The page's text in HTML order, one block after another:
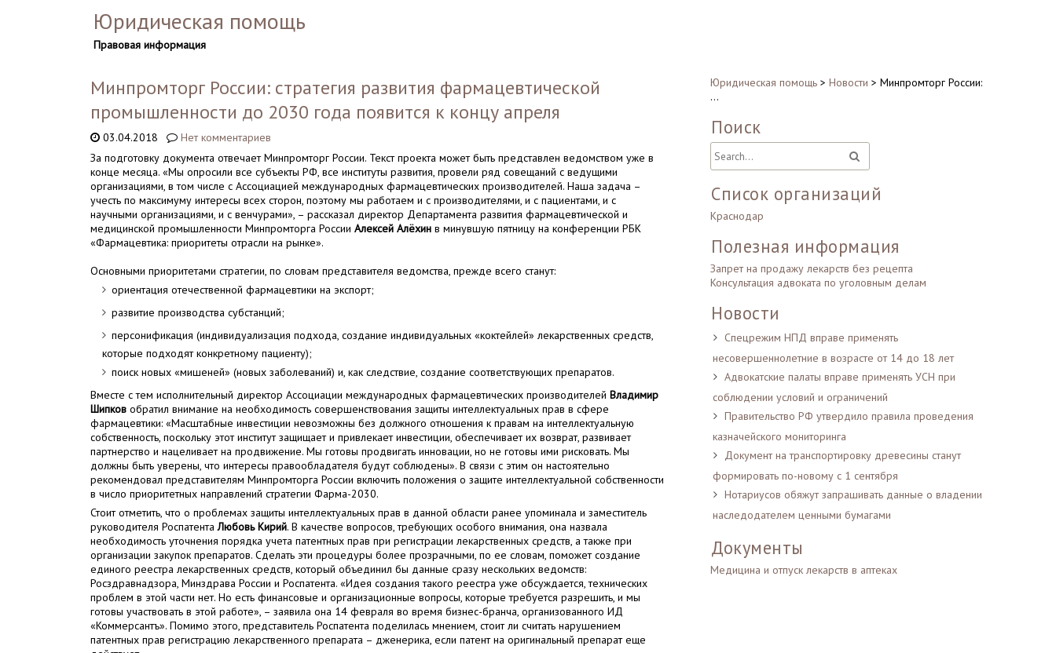
Юридическая помощь
Правовая информация
Минпромторг России: стратегия развития фармацевтической
промышленности до 2030 года появится к концу апреля
03.04.2018
Нет комментариев
За подготовку документа отвечает Минпромторг России. Текст проекта может быть представлен ведомством уже в
конце месяца. «Мы опросили все субъекты РФ, все институты развития, провели ряд совещаний с ведущими
организациями, в том числе с Ассоциацией международных фармацевтических производителей. Наша задача –
учесть по максимуму интересы всех сторон, поэтому мы работаем и с производителями, и с пациентами, и с
научными организациями, и с венчурами», – рассказал директор Департамента развития фармацевтической и
медицинской промышленности Минпромторга РоссииАлексей Алёхин в минувшую пятницу на конференции РБК
«Фармацевтика: приоритеты отрасли на рынке».
Основными приоритетами стратегии, по словам представителя ведомства, прежде всего станут:
ориентация отечественной фармацевтики на экспорт;
развитие производства субстанций;
персонификация (индивидуализация подхода, создание индивидуальных «коктейлей» лекарственных средств,
которые подходят конкретному пациенту);
поиск новых «мишеней» (новых заболеваний) и, как следствие, создание соответствующих препаратов.
Вместе с тем исполнительный директор Ассоциации международных фармацевтических производителейВладимир
Шипков обратил внимание на необходимость совершенствования защиты интеллектуальных прав в сфере
фармацевтики: «Масштабные инвестиции невозможны без должного отношения к правам на интеллектуальную
собственность, поскольку этот институт защищает и привлекает инвестиции, обеспечивает их возврат, развивает
партнерство и нацеливает на продвижение. Мы готовы продвигать инновации, но не готовы ими рисковать. Мы
должны быть уверены, что интересы правообладателя будут соблюдены». В связи с этим он настоятельно
рекомендовал представителям Минпромторга России включить положения о защите интеллектуальной собственности
в число приоритетных направлений стратегии Фарма-2030.
Стоит отметить, что о проблемах защиты интеллектуальных прав в данной области ранее упоминала и заместитель
руководителя РоспатентаЛюбовь Кирий. В качестве вопросов, требующих особого внимания, она назвала
необходимость уточнения порядка учета патентных прав при регистрации лекарственных средств, а также при
организации закупок препаратов. Сделать эти процедуры более прозрачными, по ее словам, поможет создание
единого реестра лекарственных средств, который объединил бы данные сразу нескольких ведомств:
Росздравнадзора, Минздрава России и Роспатента. «Идея создания такого реестра уже обсуждается, технических
проблем в этой части нет. Но есть финансовые и организационные вопросы, которые требуется разрешить, и мы
готовы участвовать в этой работе», – заявила она 14 февраля во время бизнес-бранча, организованного ИД
«Коммерсантъ». Помимо этого, представитель Роспатента поделилась мнением, стоит ли считать нарушением
патентных прав регистрацию лекарственного препарата – дженерика, если патент на оригинальный препарат еще
Юридическая помощь > Новости > Минпромторг России:
…
Поиск
Список организаций
Краснодар
Полезная информация
Запрет на продажу лекарств без рецепта
Консультация адвоката по уголовным делам
Новости
Спецрежим НПД вправе применять
несовершеннолетние в возрасте от 14 до 18 лет
Адвокатские палаты вправе применять УСН при
соблюдении условий и ограничений
Правительство РФ утвердило правила проведения
казначейского мониторинга
Документ на транспортировку древесины станут
формировать по-новому с 1 сентября
Нотариусов обяжут запрашивать данные о владении
наследодателем ценными бумагами
Документы
Медицина и отпуск лекарств в аптеках